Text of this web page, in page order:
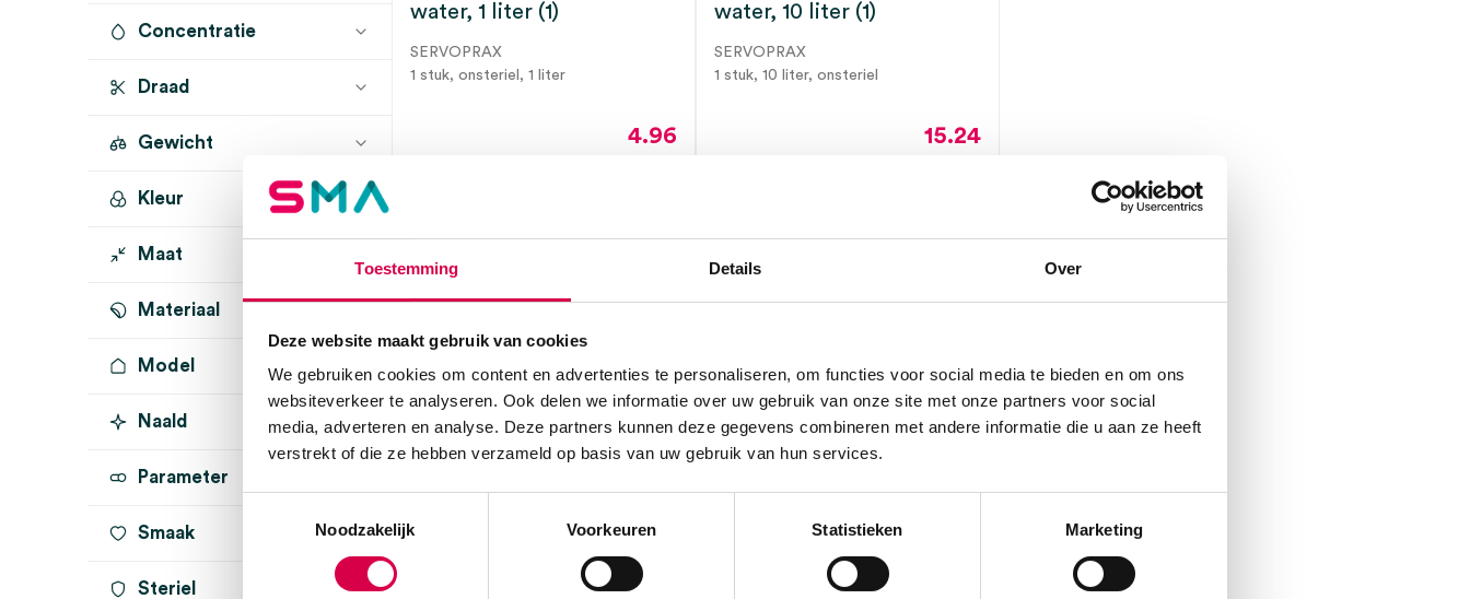
Toestemming Details Over
Deze website maakt gebruik van cookies
We gebruiken cookies om content en advertenties te personaliseren, om functies voor social media te bieden en om ons
websiteverkeer te analyseren. Ook delen we informatie over uw gebruik van onze site met onze partners voor social
media, adverteren en analyse. Deze partners kunnen deze gegevens combineren met andere informatie die u aan ze heeft
verstrekt of die ze hebben verzameld op basis van uw gebruik van hun services.
Noodzakelijk
Voorkeuren Statistieken Marketing
Concentratie
Draad
Gewicht
Kleur
Maat
Materiaal
Model
Naald
Parameter
Smaak
Steriel
water, 1 liter (1)
SERVOPRAX
1 stuk, onsteriel, 1 liter
4.96
water, 10 liter (1)
SERVOPRAX
1 stuk, 10 liter, onsteriel
15.24